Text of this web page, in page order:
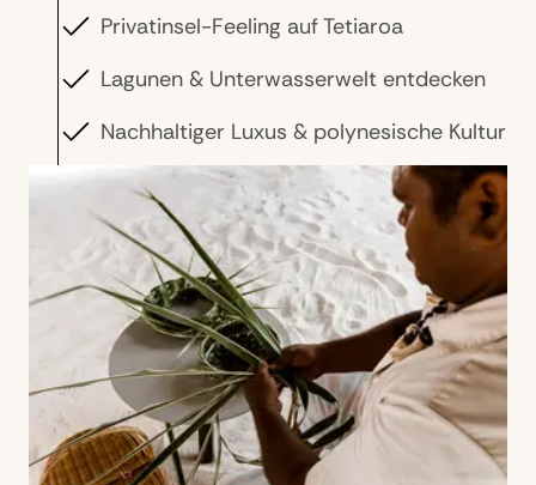
Privatinsel-Feeling auf Tetiaroa
Lagunen & Unterwasserwelt entdecken
Nachhaltiger Luxus & polynesische Kultur